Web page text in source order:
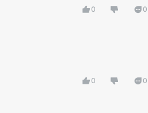
都能打开使用。
0 0
0 0